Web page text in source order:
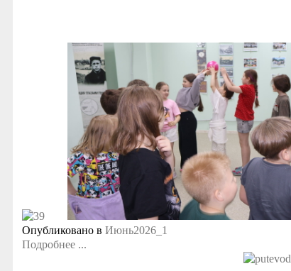
Опубликовано в Июнь2026_1
Подробнее ...